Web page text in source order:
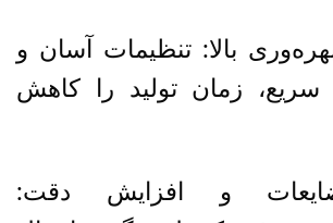
بالا: تنظیمات آسان و
سریع، زمان تولید را کاهش
و افزایش دقت: